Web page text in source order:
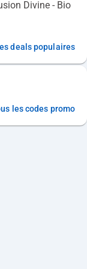
Divine - Bio
deals populaires
les codes promo